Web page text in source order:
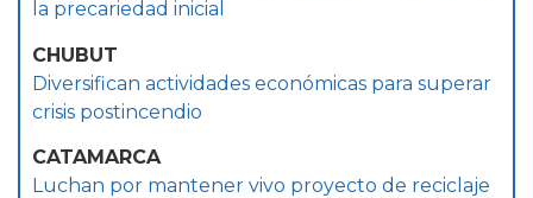
la precariedad inicial
CHUBUT
Diversifican actividades económicas para superar
crisis postincendio
CATAMARCA
Luchan por mantener vivo proyecto de reciclaje